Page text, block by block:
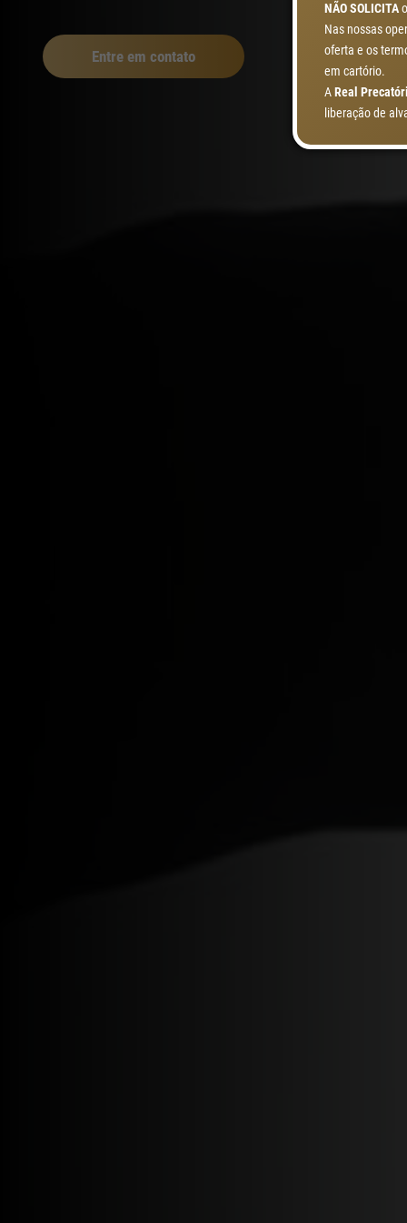
Entre em contato
NÃO SOLICITA
Nas nossas
oferta e os
em cartório.
AReal
liberação de